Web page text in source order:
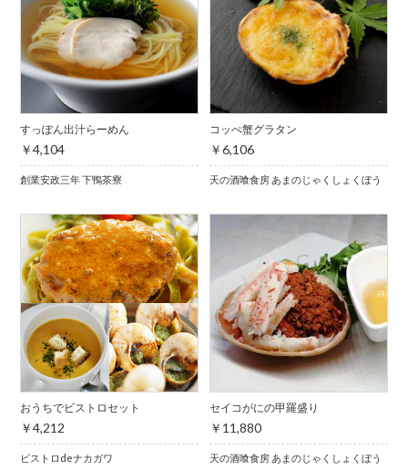
すっぽん出汁らーめん
￥4,104
創業安政三年 下鴨茶寮
コッぺ蟹グラタン
￥6,106
天の酒喰食房 あまのじゃくしょくぼう
おうちでビストロセット
￥4,212
ビストロdeナカガワ
セイコがにの甲羅盛り
￥11,880
天の酒喰食房 あまのじゃくしょくぼう